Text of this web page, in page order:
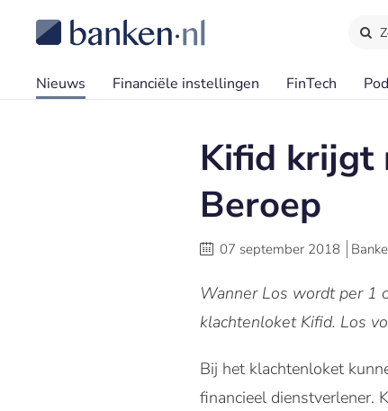
Nieuws Financiële instellingen FinTech
Kifid krijgt
Beroep
07 september 2018
Wanner Los wordt per 1
klachtenloket Kifid. Los
Bij het klachtenloket
financieel dienstverlener.